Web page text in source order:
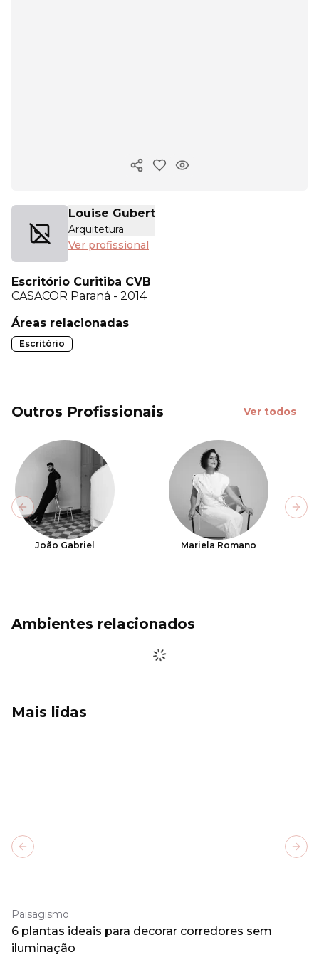
Copiar link
Louise Gubert
Arquitetura
Ver profissional
Escritório Curitiba CVB
CASACOR Paraná - 2014
Áreas relacionadas
Escritório
Outros Profissionais Ver todos
João Gabriel Mariela Romano
Previous slide
Ambientes relacionados
Mais lidas
Paisagismo
6 plantas ideais para decorar corredores sem
iluminação
Previous slide